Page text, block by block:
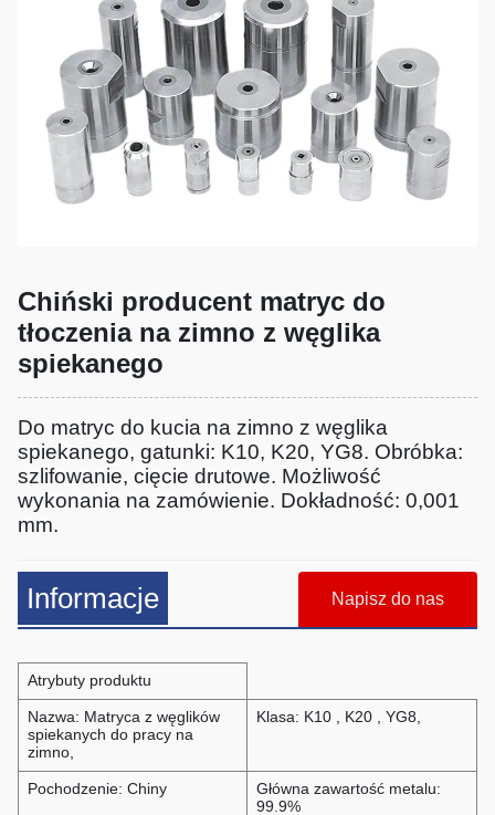
Chiński producent matryc do
tłoczenia na zimno z węglika
spiekanego
Do matryc do kucia na zimno z węglika
spiekanego, gatunki: K10, K20, YG8. Obróbka:
szlifowanie, cięcie drutowe. Możliwość
wykonania na zamówienie. Dokładność: 0,001
mm.
Informacje Napisz do nas
Atrybuty produktu
Nazwa: Matryca z węglików
spiekanych do pracy na
zimno,
Klasa: K10 , K20 , YG8,
Pochodzenie: Chiny
Główna zawartość metalu:
99.9%